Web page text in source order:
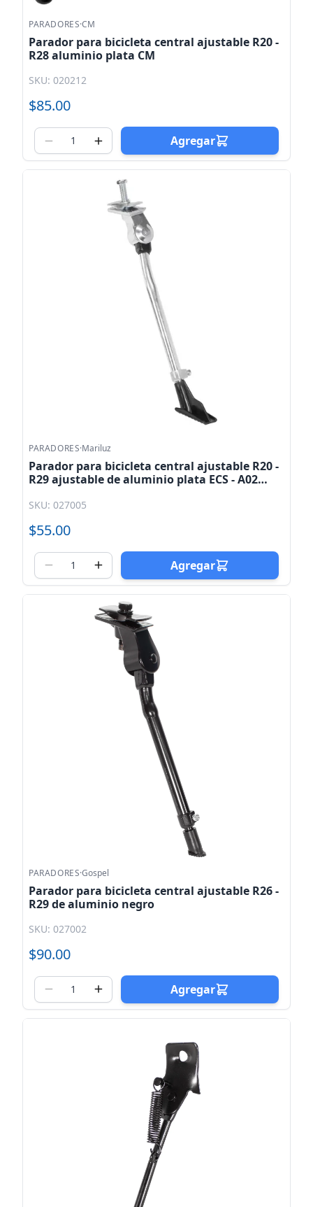
PARADORES·CM
Parador para bicicleta central ajustable R20 -
R28 aluminio plata CM
SKU: 020212
$85.00
Agregar
PARADORES·Mariluz
Parador para bicicleta central ajustable R20 -
R29 ajustable de aluminio plata ECS - A02
SKU: 027005
$55.00
Agregar
PARADORES·Gospel
Parador para bicicleta central ajustable R26 -
R29 de aluminio negro
SKU: 027002
$90.00
Agregar